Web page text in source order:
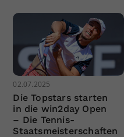
02.07.2025
Die Topstars starten
in die win2day Open
– Die Tennis-
Staatsmeisterschaften